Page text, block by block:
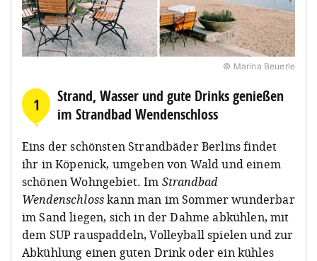
© Marina Beuerle
1
Strand, Wasser und gute Drinks genießen
im Strandbad Wendenschloss
Eins der schönsten Strandbäder Berlins findet
ihr in Köpenick, umgeben von Wald und einem
schönen Wohngebiet. Im Strandbad
Wendenschlosskann man im Sommer wunderbar
im Sand liegen, sich in der Dahme abkühlen, mit
dem SUP rauspaddeln, Volleyball spielen und zur
Abkühlung einen guten Drink oder ein kühles